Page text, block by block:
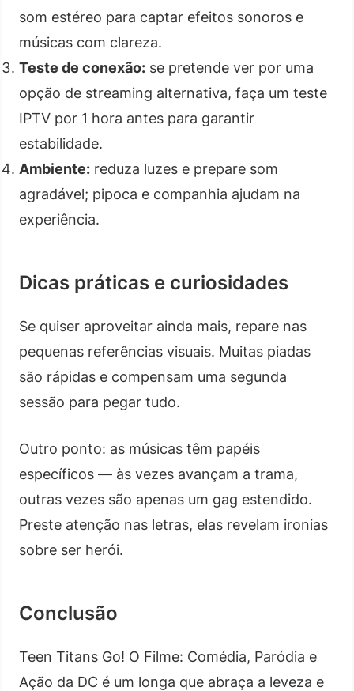
som estéreo para captar efeitos sonoros e
músicas com clareza.
Teste de conexão: se pretende ver por uma
opção de streaming alternativa, faça um teste
IPTV por 1 hora antes para garantir
estabilidade.
Ambiente: reduza luzes e prepare som
agradável; pipoca e companhia ajudam na
experiência.
Dicas práticas e curiosidades
Se quiser aproveitar ainda mais, repare nas
pequenas referências visuais. Muitas piadas
são rápidas e compensam uma segunda
sessão para pegar tudo.
Outro ponto: as músicas têm papéis
específicos — às vezes avançam a trama,
outras vezes são apenas um gag estendido.
Preste atenção nas letras, elas revelam ironias
sobre ser herói.
Conclusão
Teen Titans Go! O Filme: Comédia, Paródia e
Ação da DC é um longa que abraça a leveza e